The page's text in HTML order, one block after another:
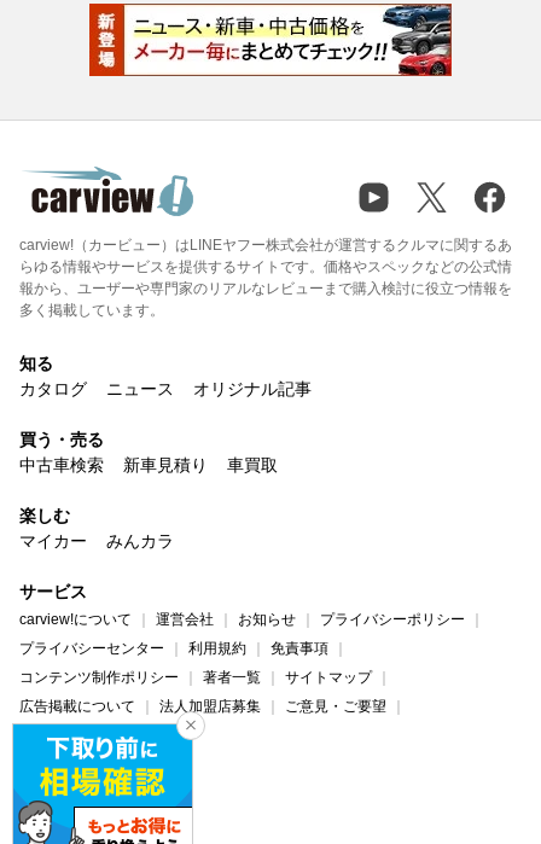
carview!（カービュー）はLINEヤフー株式会社が運営するクルマに関するあ
らゆる情報やサービスを提供するサイトです。価格やスペックなどの公式情
報から、ユーザーや専門家のリアルなレビューまで購入検討に役立つ情報を
多く掲載しています。
知る
カタログ
ニュース オリジナル記事
買う・売る
中古車検索
新車見積り 車買取
楽しむ
マイカー
みんカラ
サービス
carview!について 運営会社 お知らせ
プライバシーポリシー
プライバシーセンター
利用規約
免責事項
コンテンツ制作ポリシー
著者一覧
サイトマップ
広告掲載について
法人加盟店募集
ご意見・ご要望
ヘルプ・お問い合わせ
carview! Yahoo! JAPAN